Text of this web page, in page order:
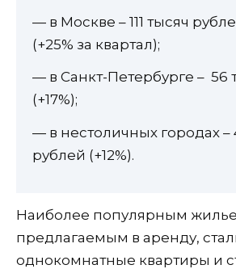
— в Москве – 111 тысяч
(+25% за квартал);
— в Санкт-Петербурге – 56
(+17%);
— в нестоличных городах –
рублей (+12%).
Наиболее популярным
предлагаемым в аренду,
однокомнатные квартиры и